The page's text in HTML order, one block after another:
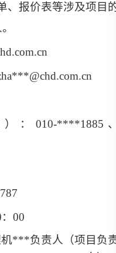
、报价表等涉及项目
）： 010-****1885
： 00
***负责人（项目负